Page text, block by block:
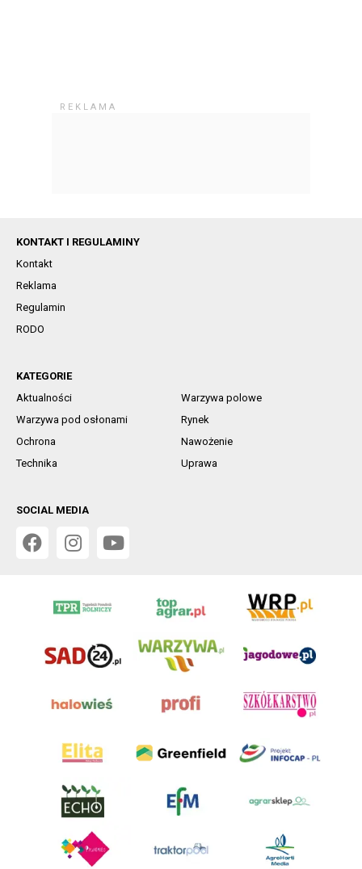
KONTAKT I REGULAMINY
Kontakt
Reklama
Regulamin
RODO
KATEGORIE
Aktualności
Warzywa polowe
Warzywa pod osłonami
Rynek
Ochrona
Nawożenie
Technika
Uprawa
SOCIAL MEDIA